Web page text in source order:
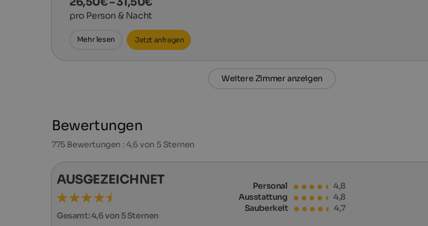
pro Person & Nacht
Mehr lesen Jetzt anfragen
Weitere Zimmer anzeigen
Bewertungen
775 Bewertungen : 4,6 von 5 Sternen
AUSGEZEICHNET
Gesamt:4,6 von 5 Sternen
Personal
4,8
Ausstattung
4,8
Sauberkeit
4,7